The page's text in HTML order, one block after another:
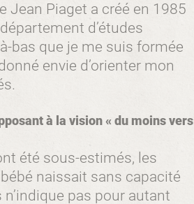
Jean Piaget a créé en 1985
d’études
bas que je me suis formée
envie d’orienter mon
à la vision « du moins vers
été sous-estimés, les
naissait sans capacité
pas pour autant